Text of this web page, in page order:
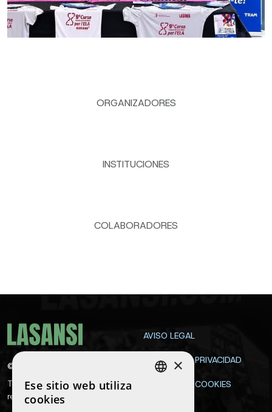
ORGANIZADORES
INSTITUCIONES
COLABORADORES
©
Todos los derechos
reservados
AVISO LEGAL
POLÍTICA DE PRIVACIDAD
POLÍTICA DE COOKIES
×
Ese sitio web utiliza
cookies